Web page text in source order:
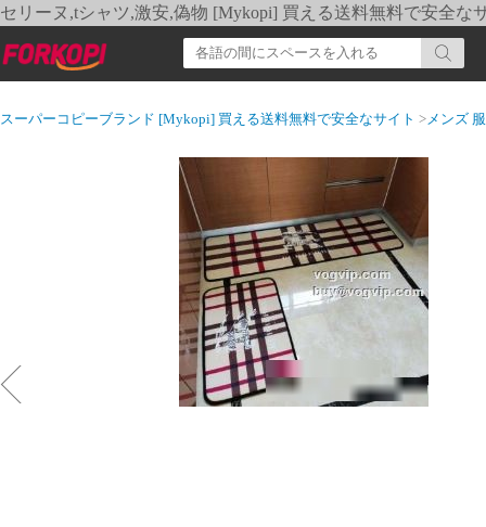
セリーヌ,tシャツ,激安,偽物 [Mykopi] 買える送料無料で安全な
スーパーコピーブランド [Mykopi] 買える送料無料で安全なサイト >メンズ 服